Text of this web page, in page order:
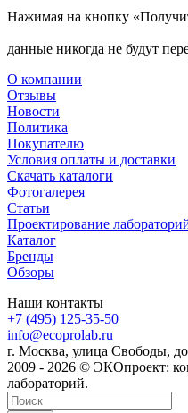
Нажимая на кнопку
данные никогда не будут
О компании
Отзывы
Новости
Политика
Покупателю
Условия оплаты и доставки
Скачать каталоги
Фотогалерея
Статьи
Проектирование
Каталог
Бренды
Обзоры
Наши контакты
+7 (495) 125-35-50
info@ecoprolab.ru
г. Москва, улица Свободы,
2009 - 2026 © ЭКОпроект:
лабораторий.